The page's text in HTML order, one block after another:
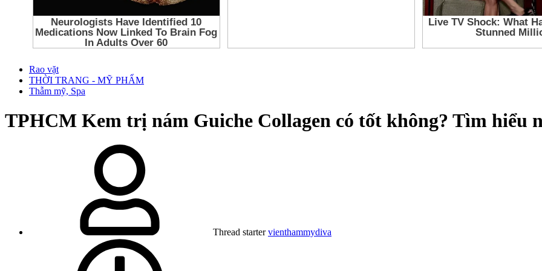
Rao vặt
THỜI TRANG - MỸ PHẨM
Thẫm mỹ, Spa
TPHCM Kem trị nám Guiche Collagen có tốt không? Tìm hiểu
Thread starter vienthammydiva